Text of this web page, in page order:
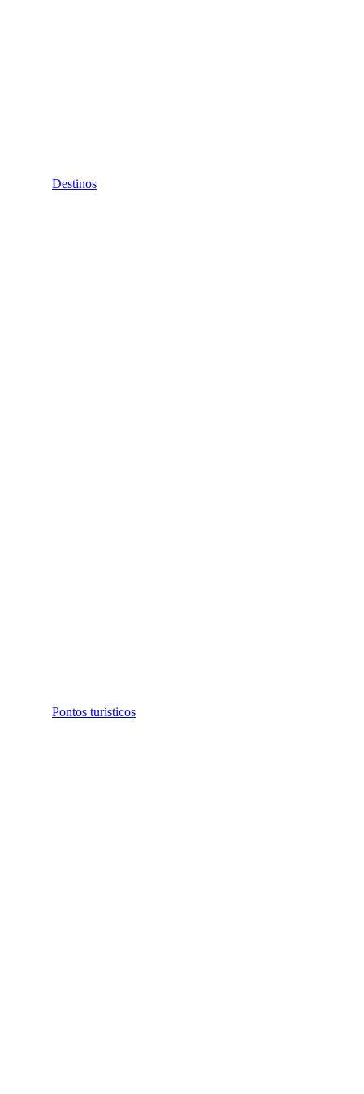
Destinos
Pontos turísticos